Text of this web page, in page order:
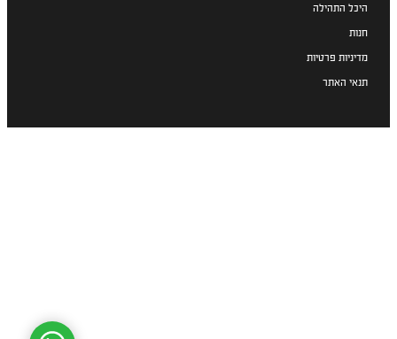
היכל התהילה
חנות
מדיניות פרטיות
תנאי האתר